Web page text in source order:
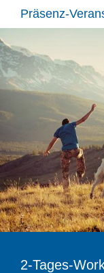
Präsenz-
2-Tages-